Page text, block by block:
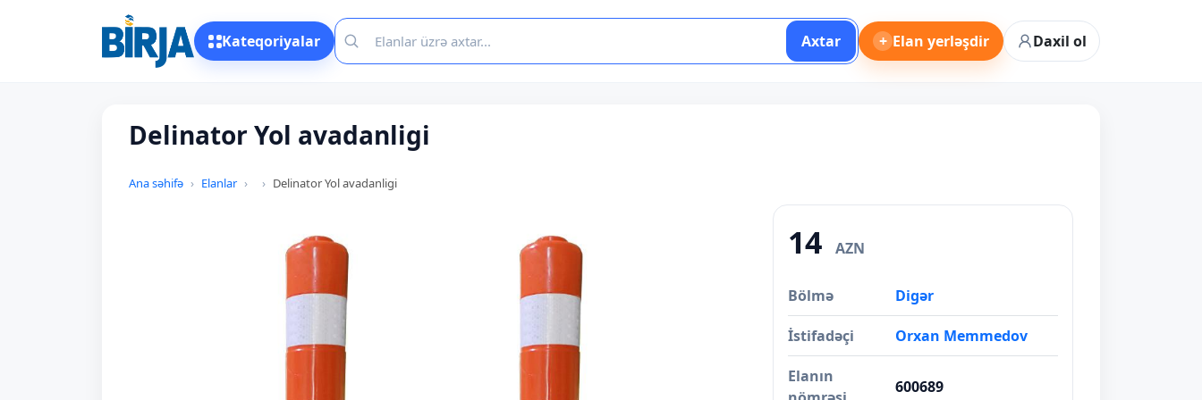
Kateqoriyalar Axtar + Elan yerləşdir Daxil ol
Delinator Yol avadanligi
Ana səhifə Elanlar Delinator Yol avadanligi
14 AZN
Bölmə Digər
İstifadəçi Orxan Memmedov
Elanın
600689